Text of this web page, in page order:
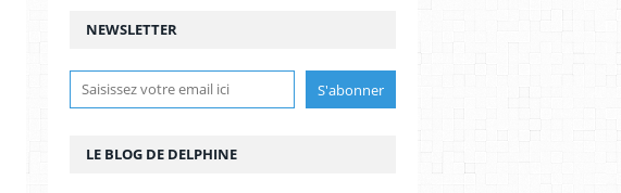
NEWSLETTER
LE BLOG DE DELPHINE